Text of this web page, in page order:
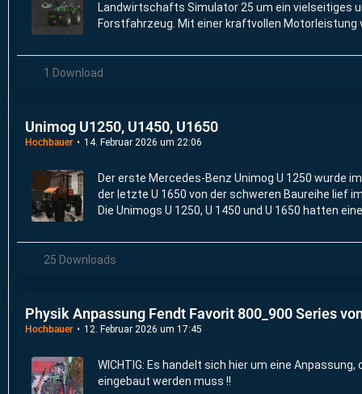
Landwirtschafts Simulator 25 um ein vielseitiges
Forstfahrzeug. Mit einer kraftvollen Motorleistung
1 Download
Unimog U1250, U1450, U1650
Hochbauer 14. Februar 2026 um 22:06
Der erste Mercedes-Benz Unimog U 1250 wurde
der letzte U 1650 von der schweren Baureihe lief
Die Unimogs U 1250, U 1450 und U 1650 hatten
25 Downloads
Physik Anpassung Fendt Favorit 800_900 Series
Hochbauer 12. Februar 2026 um 17:45
WICHTIG: Es handelt sich hier um eine Anpassung,
eingebaut werden muss !!